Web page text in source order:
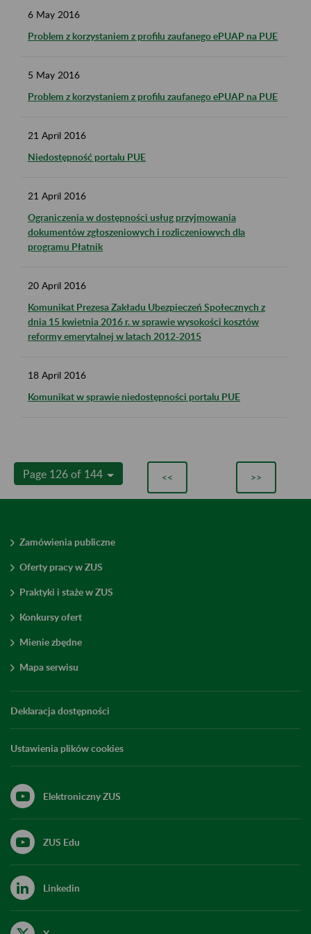
6 May 2016
Problem z korzystaniem z profilu zaufanego ePUAP na PUE
5 May 2016
Problem z korzystaniem z profilu zaufanego ePUAP na PUE
21 April 2016
Niedostępność portalu PUE
21 April 2016
Ograniczenia w dostępności usług przyjmowania
dokumentów zgłoszeniowych i rozliczeniowych dla
programu Płatnik
20 April 2016
Komunikat Prezesa Zakładu Ubezpieczeń Społecznych z
dnia 15 kwietnia 2016 r. w sprawie wysokości kosztów
reformy emerytalnej w latach 2012-2015
18 April 2016
Komunikat w sprawie niedostępności portalu PUE
Page 126 of 144 << >>
Zamówienia publiczne
Oferty pracy w ZUS
Praktyki i staże w ZUS
Konkursy ofert
Mienie zbędne
Mapa serwisu
Deklaracja dostępności
Ustawienia plików cookies
Elektroniczny ZUS
ZUS Edu
Linkedin